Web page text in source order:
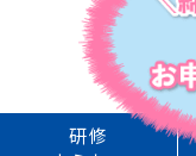
研修